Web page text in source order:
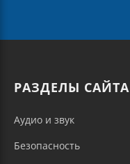
РАЗДЕЛЫ САЙТА
Аудио и звук
Безопасность